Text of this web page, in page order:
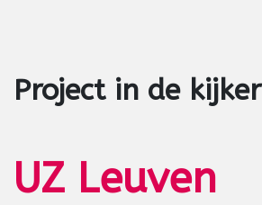
Project in de kijker
UZ Leuven